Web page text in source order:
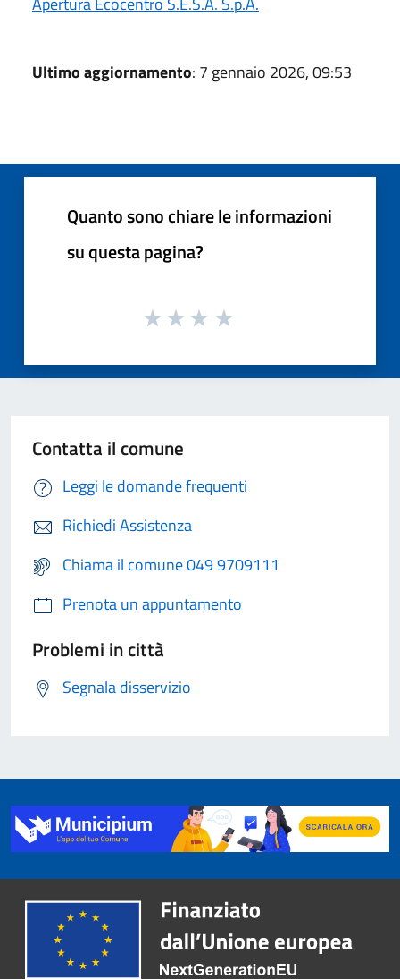
Ultimo aggiornamento: 7 gennaio 2026, 09:53
Quanto sono chiare le informazioni
su questa pagina?
Contatta il comune
Leggi le domande frequenti
Richiedi Assistenza
Chiama il comune 049 9709111
Prenota un appuntamento
Problemi in città
Segnala disservizio